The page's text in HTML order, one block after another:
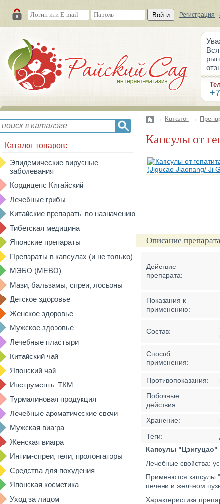
Войти Регистрация
Каталог товаров:
Эпидемические вирусные
заболевания
Кордицепс Китайский
Лечебные грибы
Китайские препараты по назначению
Тибетская медицина
Японские препараты
Препараты в капсулах (и не только)
МЭБО (MEBO)
Мази, бальзамы, спреи, лосьоны
Детское здоровье
Женское здоровье
Мужское здоровье
Лечебные пластыри
Китайский чай
Японский чай
Инструменты ТКМ
Турмалиновая продукция
Лечебные ароматические свечи
Мужская виагра
Женская виагра
Интим-спреи, гели, пролонгаторы
Средства для похудения
Японская косметика
Уход за лицом
→ Каталог →
Капсулы от
Описание
Действие
препарата:
Показания к
применению:
Состав:
Способ
применения:
Противопоказания:
Побочные
действия:
Хранение:
Теги:
Капсулы
Лечебные свойства:
Применются капсулы
печени и желчном
Характеристика